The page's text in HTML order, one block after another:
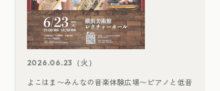
2026.06.23（火）
よこはま〜みんなの音楽体験広場〜ピアノと低音